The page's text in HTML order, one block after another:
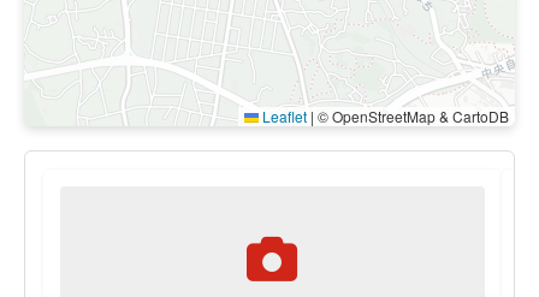
Leaflet | © OpenStreetMap & CartoDB